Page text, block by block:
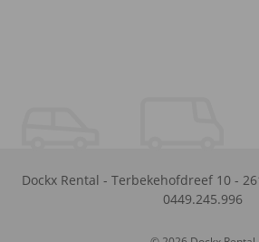
Dockx Rental - Terbekehofdreef 10 -
0449.245.996